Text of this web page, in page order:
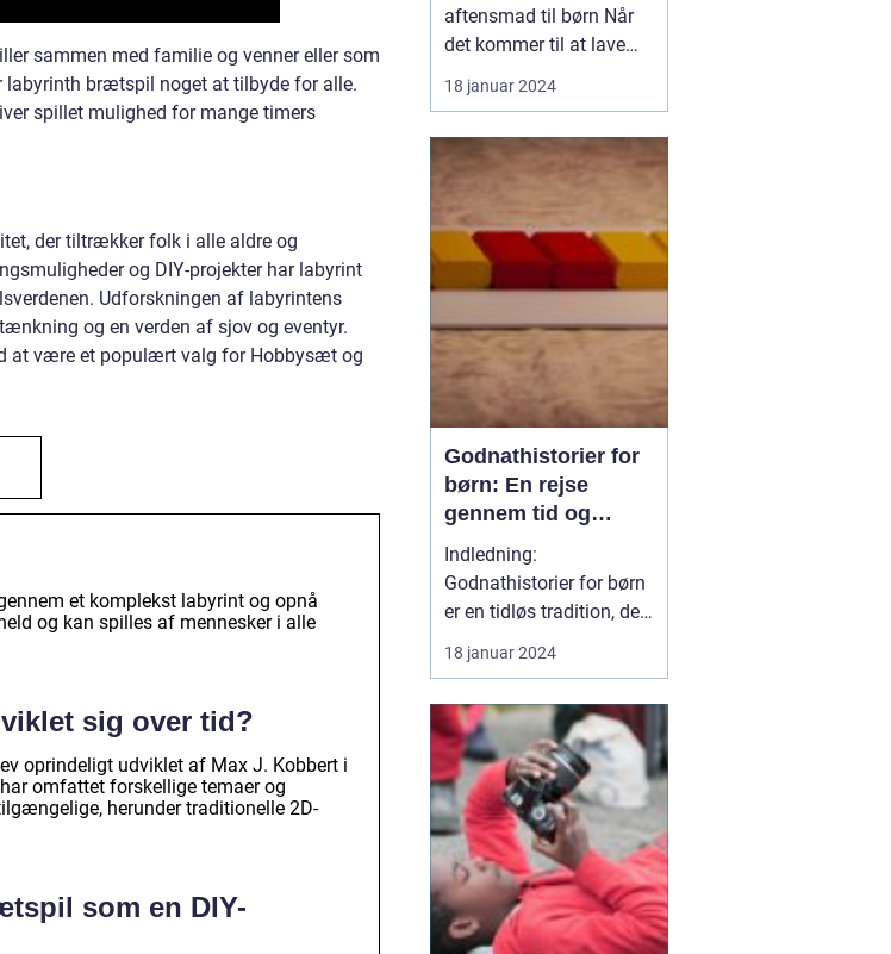
sammen med familie og venner eller som
labyrinth brætspil noget at tilbyde for alle.
spillet mulighed for mange timers
der tiltrækker folk i alle aldre og
og DIY-projekter har labyrint
Udforskningen af labyrintens
og en verden af sjov og eventyr.
at være et populært valg for Hobbysæt og
et komplekst labyrint og opnå
og kan spilles af mennesker i alle
sig over tid?
oprindeligt udviklet af Max J. Kobbert i
omfattet forskellige temaer og
herunder traditionelle 2D-
som en DIY-
aftensmad til børn Når
det kommer til at lave
mad til børn, er der
mange faktorer, der
ikke kun om at lave en
velsmagende og
ernæringsrig måltid, men
også om at skabe en
positiv madoplevelse,
18 januar 2024
Godnathistorier for
børn: En rejse
gennem tid og
fantasi
Indledning:
Godnathistorier for børn
er en tidløs tradition, der
har beriget generationer
af små læsere og lyttere.
underholdende og
lærerige og hører til i
kategorien af klassiske
fortællinger, der
fremkalder et smil og et
gl...
18 januar 2024